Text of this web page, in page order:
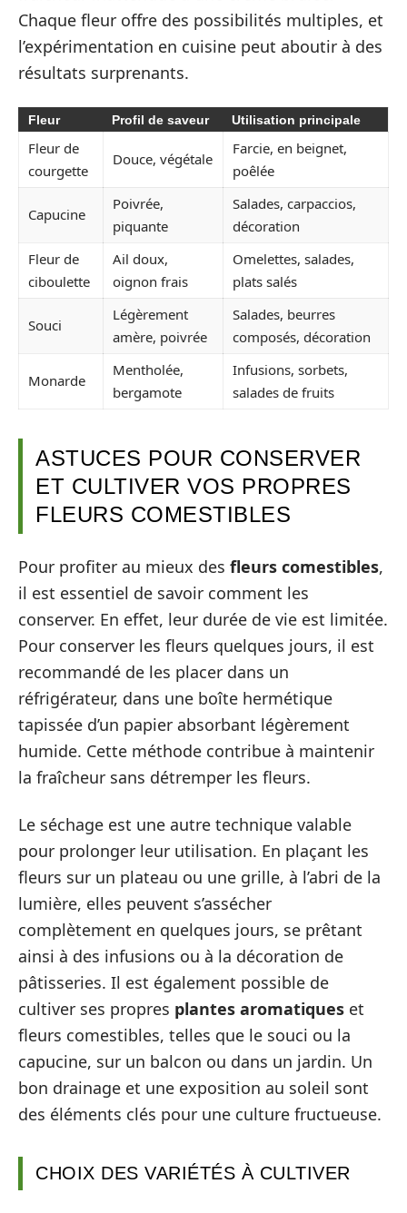
Chaque fleur offre des possibilités multiples, et
l’expérimentation en cuisine peut aboutir à des
résultats surprenants.
Fleur Profil de saveur Utilisation principale
Fleur de
courgette
Douce, végétale
Farcie, en beignet,
poêlée
Capucine
Poivrée,
piquante
Salades, carpaccios,
décoration
Fleur de
ciboulette
Ail doux,
oignon frais
Omelettes, salades,
plats salés
Souci
Légèrement
amère, poivrée
Salades, beurres
composés, décoration
Monarde
Mentholée,
bergamote
Infusions, sorbets,
salades de fruits
ASTUCES POUR CONSERVER
ET CULTIVER VOS PROPRES
FLEURS COMESTIBLES
Pour profiter au mieux des fleurs comestibles,
il est essentiel de savoir comment les
conserver. En effet, leur durée de vie est limitée.
Pour conserver les fleurs quelques jours, il est
recommandé de les placer dans un
réfrigérateur, dans une boîte hermétique
tapissée d’un papier absorbant légèrement
humide. Cette méthode contribue à maintenir
la fraîcheur sans détremper les fleurs.
Le séchage est une autre technique valable
pour prolonger leur utilisation. En plaçant les
fleurs sur un plateau ou une grille, à l’abri de la
lumière, elles peuvent s’assécher
complètement en quelques jours, se prêtant
ainsi à des infusions ou à la décoration de
pâtisseries. Il est également possible de
cultiver ses propres plantes aromatiques et
fleurs comestibles, telles que le souci ou la
capucine, sur un balcon ou dans un jardin. Un
bon drainage et une exposition au soleil sont
des éléments clés pour une culture fructueuse.
CHOIX DES VARIÉTÉS À CULTIVER